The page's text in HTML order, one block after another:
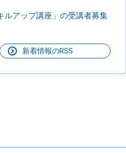
ルアップ講座」の受講者募集
新着情報のRSS